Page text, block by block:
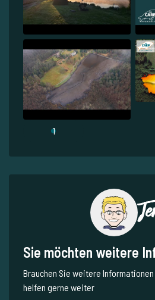
1
Sie möchten weitere
Brauchen Sie weitere
helfen gerne weiter